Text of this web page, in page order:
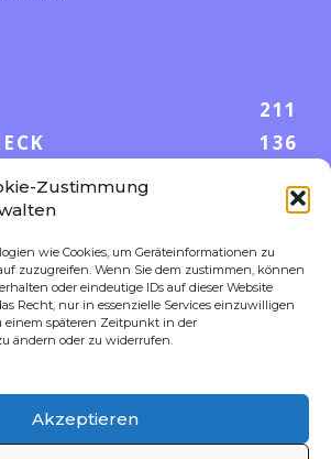
Zustimmung
wie Cookies, um Geräteinformationen zu
zuzugreifen. Wenn Sie dem zustimmen, können
oder eindeutige IDs auf dieser Website
Recht, nur in essenzielle Services einzuwilligen
späteren Zeitpunkt in der
ändern oder zu widerrufen.
Akzeptieren
211
136
42
35
23